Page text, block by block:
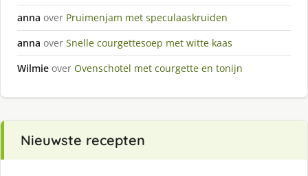
anna over Pruimenjam met speculaaskruiden
anna over Snelle courgettesoep met witte kaas
Wilmie over Ovenschotel met courgette en tonijn
Nieuwste recepten